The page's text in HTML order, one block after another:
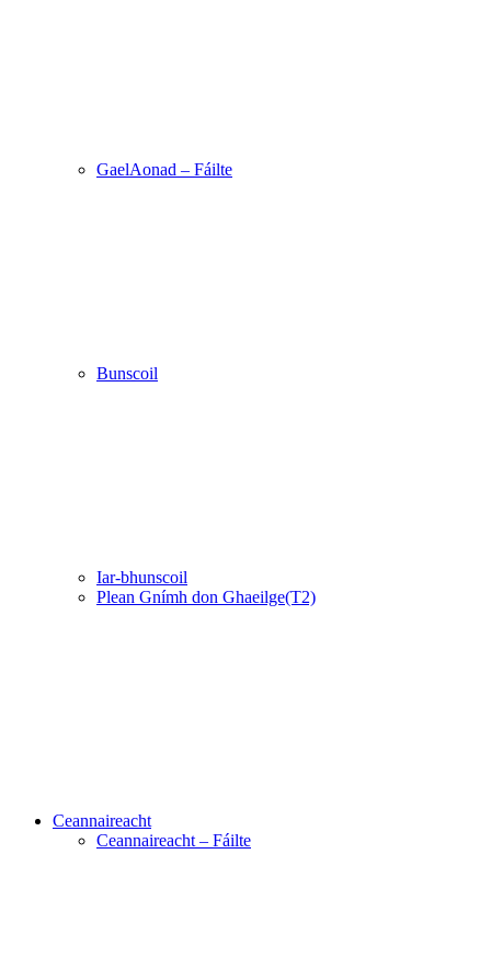
GaelAonad – Fáilte
Bunscoil
Iar-bhunscoil
Plean Gnímh don Ghaeilge(T2)
Ceannaireacht
Ceannaireacht – Fáilte